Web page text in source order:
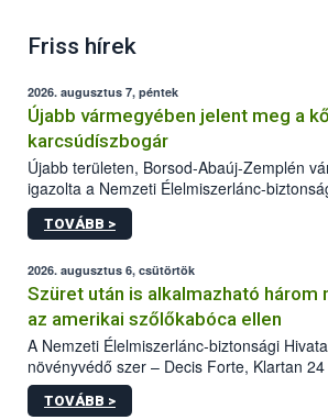
Friss hírek
2026. augusztus 7, péntek
Újabb vármegyében jelent meg a
karcsúdíszbogár
Újabb területen, Borsod-Abaúj-Zemplén
igazolta a Nemzeti Élelmiszerlánc-
kőrisrontó karcsúdíszbogár (Agrilus
kártevőt nem csak színcsapdában találták
az intenzív felderítést, emellett az
hatósággal is összehangolják a terjedés
TOVÁBB >
2026. augusztus 6, csütörtök
Szüret után is alkalmazható három
az amerikai szőlőkabóca ellen
A Nemzeti Élelmiszerlánc-biztonsági
növényvédő szer – Decis Forte, Klartan
engedélyokiratát módosította, így azok a
egészen a vesszőérettség (BBCH 91)
TOVÁBB >